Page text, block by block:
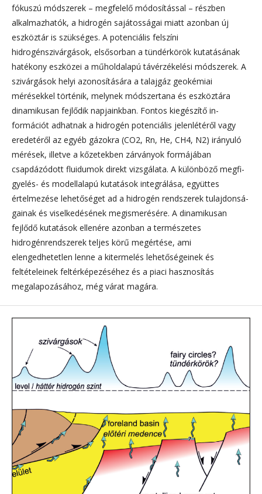
fókuszú módszerek – megfelelő módosítással – részben
alkalmazhatók, a hidrogén sajátos­sá­gai miatt azonban új
eszköztár is szükséges. A potenciális felszíni
hidrogénszivárgások, elsősorban a tündérkörök ku­ta­tásának
hatékony eszközei a műholdalapú távérzékelési módszerek. A
szivárgások helyi azonosítására a talajgáz geo­ké­miai
mérésekkel történik, melynek módszertana és eszköztára
dinamikusan fejlődik napjainkban. Fontos kiegészítő in­
formációt adhatnak a hidrogén potenciális jelenlétéről vagy
eredetéről az egyéb gázokra (CO2, Rn, He, CH4, N2) irá­nyu­ló
mérések, illetve a kőzetekben zárványok formájában
csapdázódott fluidumok direkt vizsgálata. A különböző meg­fi­
gyelés- és modellalapú kutatások integrálása, együttes
értelmezése lehetőséget ad a hidrogén rendszerek tulaj­don­sá­
gai­nak és viselkedésének megismerésére. A dinamikusan
fejlődő kutatások ellenére azonban a természetes
hidrogénrend­sze­rek teljes körű megértése, ami
elengedhetetlen lenne a kitermelés lehetőségeinek és
feltételeinek feltérképezéséhez és a piaci hasznosítás
megalapozásához, még várat magára.